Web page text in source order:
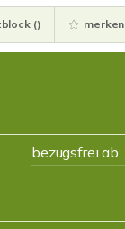
() merken
bezugsfrei ab